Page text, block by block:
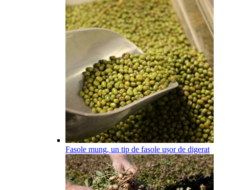
Fasole mung, un tip de fasole ușor de digerat